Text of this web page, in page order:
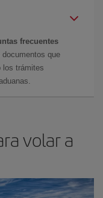
frecuentes
que
los trámites
volar a